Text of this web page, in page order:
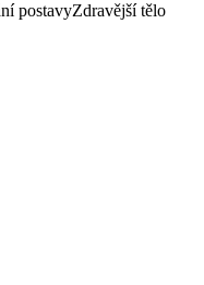
postavyZdravější tělo